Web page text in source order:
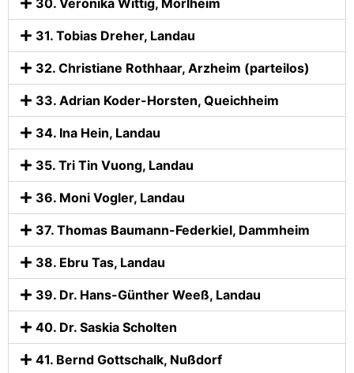
31. Tobias Dreher, Landau
32. Christiane Rothhaar, Arzheim (parteilos)
33. Adrian Koder-Horsten, Queichheim
34. Ina Hein, Landau
35. Tri Tin Vuong, Landau
36. Moni Vogler, Landau
37. Thomas Baumann-Federkiel, Dammheim
38. Ebru Tas, Landau
39. Dr. Hans-Günther Weeß, Landau
40. Dr. Saskia Scholten
41. Bernd Gottschalk, Nußdorf